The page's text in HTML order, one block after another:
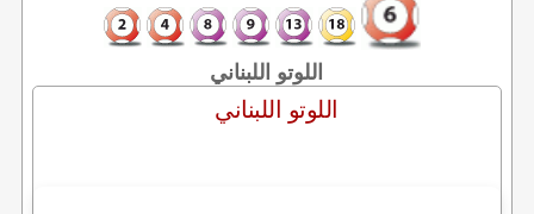
اللوتو اللبناني
اللوتو اللبناني